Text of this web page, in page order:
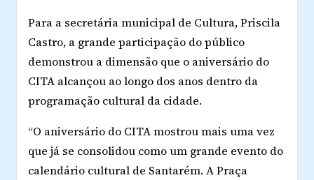
Para a secretária municipal de Cultura, Priscila
Castro, a grande participação do público
demonstrou a dimensão que o aniversário do
CITA alcançou ao longo dos anos dentro da
programação cultural da cidade.
“O aniversário do CITA mostrou mais uma vez
que já se consolidou como um grande evento do
calendário cultural de Santarém. A Praça